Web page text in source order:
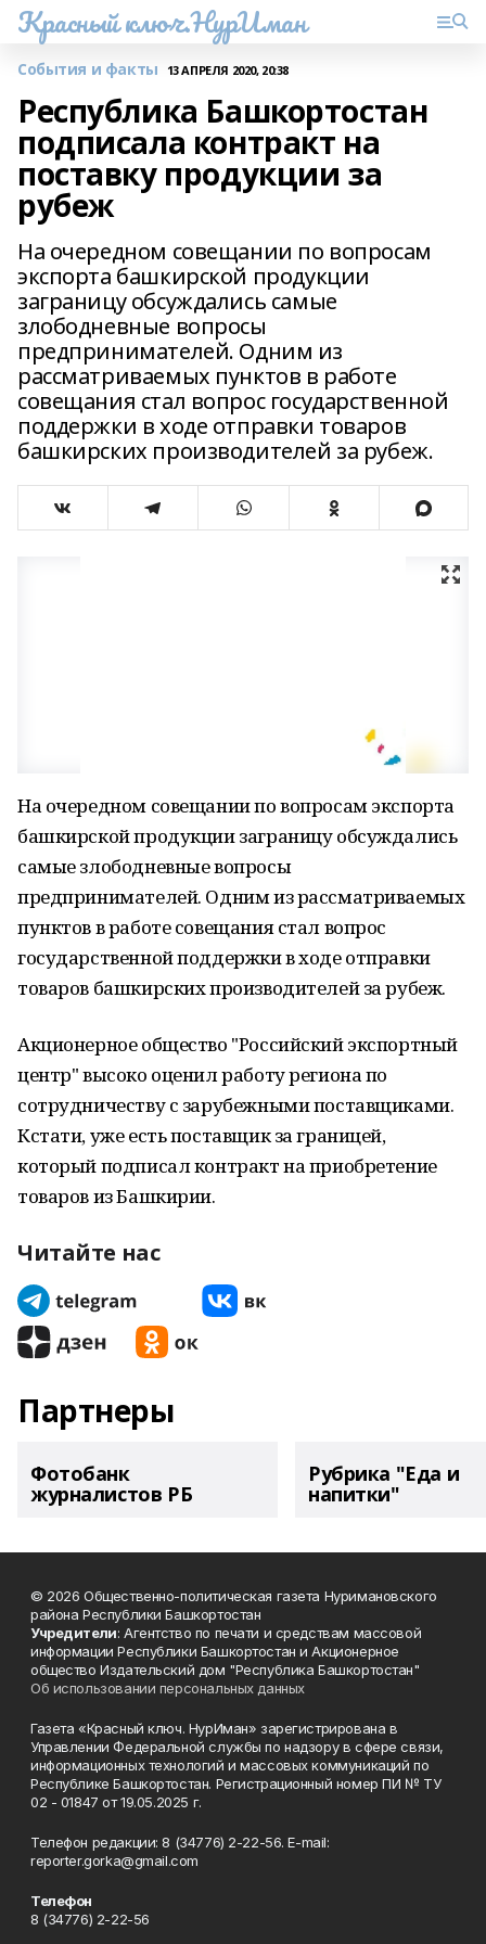
Красный ключ.НурИман
События и факты 13 АПРЕЛЯ 2020, 20:38
Республика Башкортостан
подписала контракт на
поставку продукции за
рубеж
На очередном совещании по вопросам
экспорта башкирской продукции
заграницу обсуждались самые
злободневные вопросы
предпринимателей. Одним из
рассматриваемых пунктов в работе
совещания стал вопрос государственной
поддержки в ходе отправки товаров
башкирских производителей за рубеж.
На очередном совещании по вопросам экспорта
башкирской продукции заграницу обсуждались
самые злободневные вопросы
предпринимателей. Одним из рассматриваемых
пунктов в работе совещания стал вопрос
государственной поддержки в ходе отправки
товаров башкирских производителей за рубеж.
Акционерное общество "Российский экспортный
центр" высоко оценил работу региона по
сотрудничеству с зарубежными поставщиками.
Кстати, уже есть поставщик за границей,
который подписал контракт на приобретение
товаров из Башкирии.
Читайте нас
Партнеры
Фотобанк
журналистов РБ
Рубрика "Еда и
напитки"
© 2026 Общественно-политическая газета Нуримановского
района Республики Башкортостан
Учредители: Агентство по печати и средствам массовой
информации Республики Башкортостан и Акционерное
общество Издательский дом "Республика Башкортостан"
Об использовании персональных данных
Газета «Красный ключ. НурИман» зарегистрирована в
Управлении Федеральной службы по надзору в сфере связи,
информационных технологий и массовых коммуникаций по
Республике Башкортостан. Регистрационный номер ПИ № ТУ
02 - 01847 от 19.05.2025 г.
Телефон редакции: 8 (34776) 2-22-56. E-mail:
reporter.gorka@gmail.com
Телефон
8 (34776) 2-22-56